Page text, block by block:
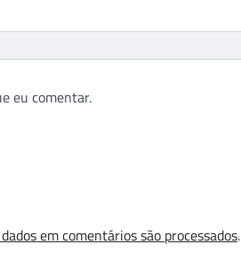
eu comentar.
em comentários são processados.